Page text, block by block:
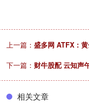
上一篇： 盛多网 ATFX：
下一篇： 财牛股配 云知声
相关文章